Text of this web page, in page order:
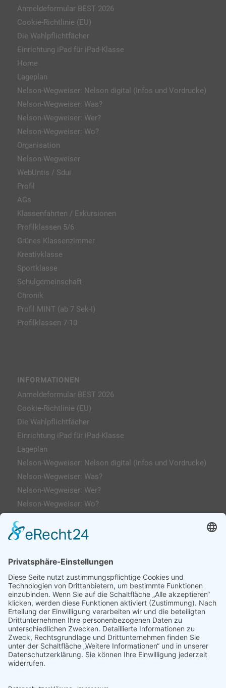
Anmeldeformular BEST 2026
Cookie-Richtlinie (EU)
Die Wahlpflichtfächer
Einrichtung iPad für iPad-Klasse
Home
Lageplan
Nelson-Wegweiser: Nelson digital (Infos und Vordrucke)
Nelson-Wegweiser: Was?
Nelson-Wegweiser: Wer?
Nelson-Wegweiser: Wo?
Organisation
Nelson-Wegweiser
WebUntis / Sdui
Profil
AGs
Klassenfahrten / Exkursionen
Profilklassen 5/6
Grünes Klassenzimmer
Kreativklasse
Sportklasse
Schulgemeinschaft
Chronik
Profil MINT (ab 7 Sek-I)
Profilklassen 7-10
INFORMATIONEN
Anmeldeformular BEST 2026
Cookie-Richtlinie (EU)
Die Wahlpflichtfächer
Einrichtung iPad für iPad-Klasse
Lageplan
Nelson-Wegweiser: Nelson digital (Infos und Vordrucke)
Nelson-Wegweiser: Was?
Nelson-Wegweiser: Wer?
Nelson-Wegweiser: Wo?
Impressum
AGs
Klassenfahrten / Exkursionen
Profilklassen 5/6
Formulare & Downloads
Nelson-Wegweiser
WebUntis / Sdui
Grünes Klassenzimmer
Kreativklasse
Sportklasse